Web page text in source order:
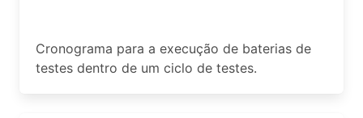
Cronograma para a execução de baterias de
testes dentro de um ciclo de testes.